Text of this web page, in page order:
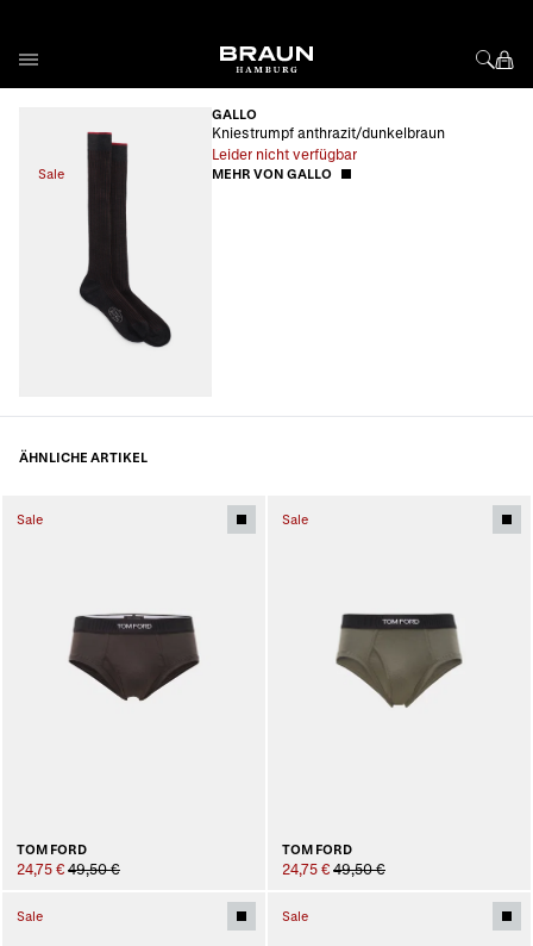
Sale
GALLO
Kniestrumpf anthrazit/dunkelbraun
Leider nicht verfügbar
MEHR VON GALLO
ÄHNLICHE ARTIKEL
Sale
TOM FORD
24,75 € 49,50 €
Sale
TOM FORD
24,75 € 49,50 €
Sale Sale